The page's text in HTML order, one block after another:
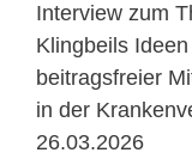
Interview zum
Klingbeils
beitragsfreier
in der
26.03.2026